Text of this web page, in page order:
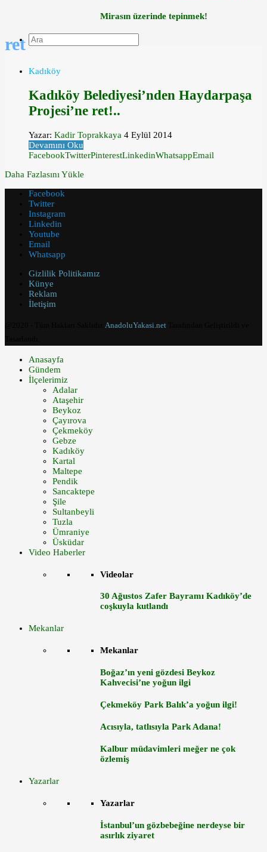
Mirasın üzerinde tepinmek!
ret
Kadıköy
Kadıköy Belediyesi’nden Haydarpaşa
Projesi’ne ret!..
Yazar: Kadir Toprakkaya 4 Eylül 2014
Devamını Oku
FacebookTwitterPinterestLinkedinWhatsappEmail
Daha Fazlasını Yükle
Facebook
Twitter
Instagram
Linkedin
Youtube
Email
Whatsapp
Gizlilik Politikamız
Künye
Reklam
İletişim
AnadoluYakasi.net
Anasayfa
Gündem
İlçelerimiz
Adalar
Ataşehir
Beykoz
Çayırova
Çekmeköy
Gebze
Kadıköy
Kartal
Maltepe
Pendik
Sancaktepe
Şile
Sultanbeyli
Tuzla
Ümraniye
Üsküdar
Video Haberler
Videolar
30 Ağustos Zafer Bayramı Kadıköy’de
coşkuyla kutlandı
Mekanlar
Mekanlar
Boğaz’ın yeni gözdesi Beykoz
Kahvecisi’ne yoğun ilgi
Çekmeköy Park Balık’a yoğun ilgi!
Acısıyla, tatlısıyla Park Adana!
Kalbur müdavimleri meğer ne çok
özlemiş
Yazarlar
Yazarlar
İstanbul’un gözbebeğine nerdeyse bir
asırlık ziyaret